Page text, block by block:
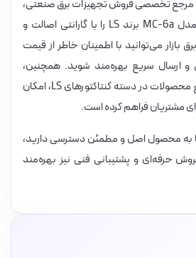
مرجع تخصصی فروش تجهیزات برق صنعتی،
محصول کنتاکتور 6 آمپر مدل MC-6a برند LS را با گارانتی اصالت و
بازار می‌توانید با اطمینان خاطر از قیمت
و ارسال سریع بهره‌مند شوید. همچنین،
اطلاعات فنی دقیق و تنوع محصولات در دسته کنتاکتورهای LS، امکان
مشتریان فراهم کرده است.
به محصول اصل و مطمئن دسترسی دارید،
حرفه‌ای و پشتیبانی فنی نیز بهره‌مند